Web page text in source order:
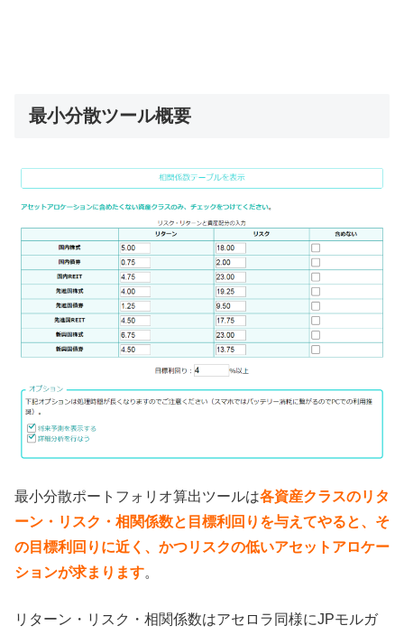
最小分散ツール概要
最小分散ポートフォリオ算出ツールは各資産クラスのリタ
ーン・リスク・相関係数と目標利回りを与えてやると、そ
の目標利回りに近く、かつリスクの低いアセットアロケー
ションが求まります。
リターン・リスク・相関係数はアセロラ同様にJPモルガ